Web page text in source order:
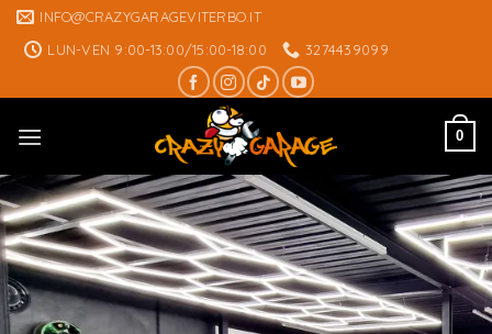
Skip INFO@CRAZYGARAGEVITERBO.IT
LUN-VEN 9:00-13:00/15:00-18:00
3274439099
0